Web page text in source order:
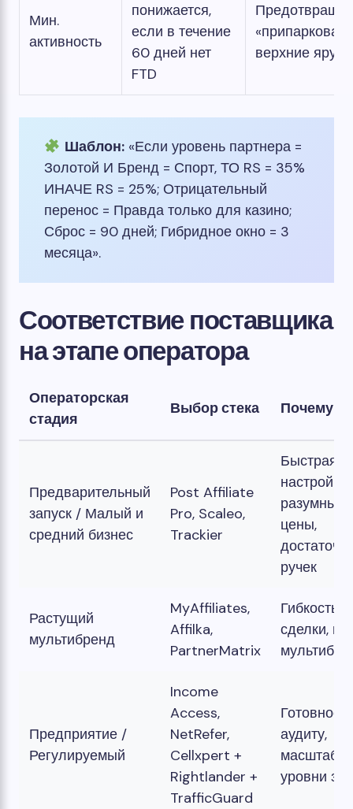
Мин.
активность
понижается,
если в течение
60 дней нет
FTD
верхние ярусы
Шаблон:«Если уровень партнера =
Золотой И Бренд = Спорт, ТО RS = 35%
ИНАЧЕ RS = 25%; Отрицательный
перенос = Правда только для казино;
Сброс = 90 дней; Гибридное окно = 3
месяца».
Соответствие поставщика
на этапе оператора
Операторская
стадия
Выбор стека Почему
Предварительный
запуск / Малый и
средний бизнес
Post Affiliate
Pro, Scaleo,
Trackier
Быстрая
настройка,
разумные
цены,
ручек
Растущий
мультибренд
MyAffiliates,
Affilka,
PartnerMatrix
Гибкость
сделки,
Предприятие /
Регулируемый
Income
Access,
NetRefer,
Cellxpert +
Rightlander +
TrafficGuard
аудиту,
масштаб,
уровни